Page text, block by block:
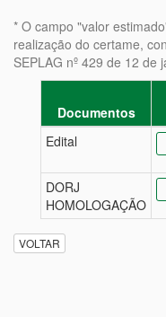
* O campo "valor
realização do certame,
SEPLAG nº 429 de 12 de
Documentos
Edital
DORJ
HOMOLOGAÇÃO
VOLTAR